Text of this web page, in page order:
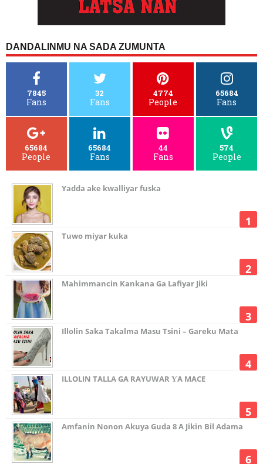
DANDALINMU NA SADA ZUMUNTA
7845
Fans
32
Fans
4774
People
65684
Fans
65684
People
65684
Fans
44
Fans
574
People
Yadda ake kwalliyar fuska
Tuwo miyar kuka
Mahimmancin Kankana Ga Lafiyar Jiki
Illolin Saka Takalma Masu Tsini – Gareku Mata
ILLOLIN TALLA GA RAYUWAR ƳA MACE
Amfanin Nonon Akuya Guda 8 A Jikin Bil Adama